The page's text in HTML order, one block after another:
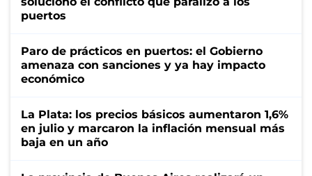
puertos
Paro de prácticos en puertos: el Gobierno
amenaza con sanciones y ya hay impacto
económico
La Plata: los precios básicos aumentaron 1,6%
en julio y marcaron la inflación mensual más
baja en un año